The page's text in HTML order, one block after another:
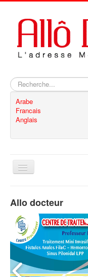
Rechercher
Arabe
Francais
Anglais
Basculer
Contact
Allo docteur